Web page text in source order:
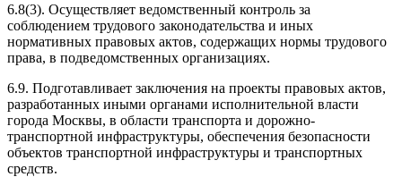
6.8(3). Осуществляет ведомственный контроль за
соблюдением трудового законодательства и иных
нормативных правовых актов, содержащих нормы трудового
права, в подведомственных организациях.
6.9. Подготавливает заключения на проекты правовых актов,
разработанных иными органами исполнительной власти
города Москвы, в области транспорта и дорожно-
транспортной инфраструктуры, обеспечения безопасности
объектов транспортной инфраструктуры и транспортных
средств.